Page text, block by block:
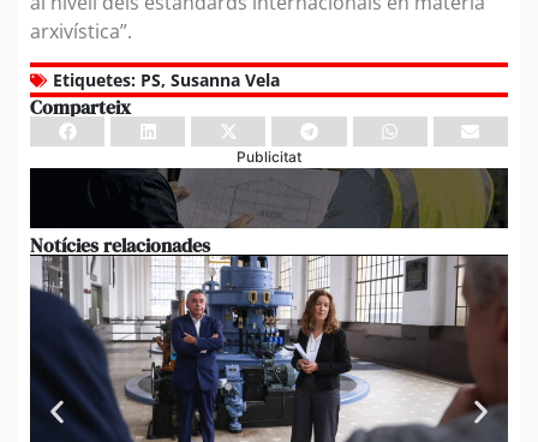
arxivística”.
Etiquetes: PS, Susanna Vela
Comparteix
Publicitat
Notícies relacionades